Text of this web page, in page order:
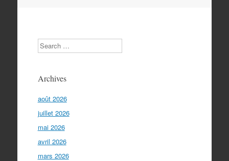
Search
Archives
août 2026
juillet 2026
mai 2026
avril 2026
mars 2026